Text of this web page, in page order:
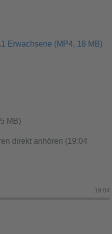
Erwachsene (MP4, 18 MB)
MB)
direkt anhören (19:04
19:04